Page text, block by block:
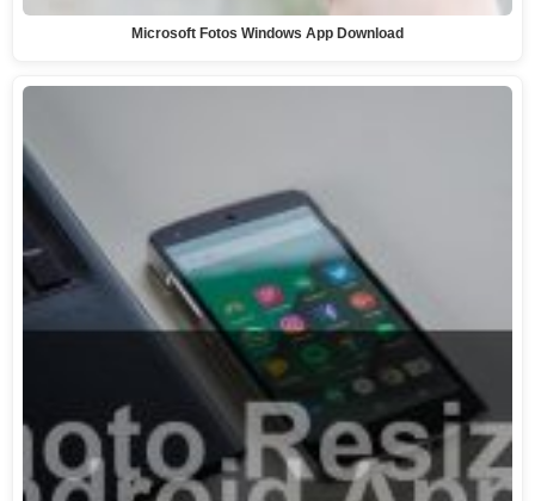
Microsoft Fotos Windows App Download